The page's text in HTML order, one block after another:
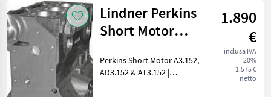
per
macchine
agricole
/
Ferguson
Lindner Perkins
Short Motor
& AT3.152
1.890
€
inclusa IVA
20%
1.575 €
netto
Perkins Short Motor A3.152,
AD3.152 & AT3.152 |